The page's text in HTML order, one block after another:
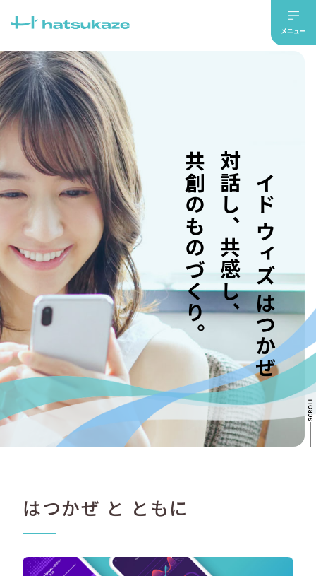
メイド ウィズ はつかぜ
対話し、共感し、
共創のものづくり。
はつかぜ と ともに